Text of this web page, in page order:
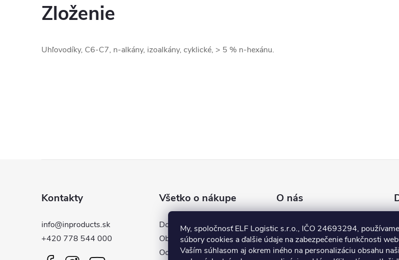
My, spoločnosť ELF Logistic s.r.o., IČO 24693294, používame
súbory cookies a ďalšie údaje na zabezpečenie funkčnosti
Vaším súhlasom aj okrem iného na personalizáciu obsahu
Zloženie
Uhľovodíky, C6-C7, n-alkány, izoalkány, cyklické, > 5 % n-hexánu.
Kontakty
info@inproducts.sk
+420 778 544 000
Všetko o nákupe
Doprava a platba
Obchodné podmienky
Ochrana osobných údajov
O nás
Náš príbeh
Novinky a články
Referencie